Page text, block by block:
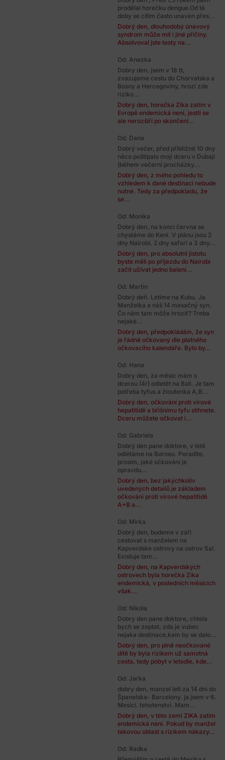
prodělal horečku dengue.Od té
doby se cítím často unaven přes...
Dobrý den, dlouhodobý únavový
syndrom může mít i jiné příčiny.
Absolvoval jste testy na...
Od: Anezka
Dobry den, jsem v 18 tt,
zvazujeme cestu do Chorvatska a
Bosny a Hercegoviny, hrozí zde
riziko...
Dobrý den, horečka Zika zatím v
Evropě endemická není, jestli se
ale nerozšíří po skončení...
Od: Dana
Dobrý večer, před přibližně 10 dny
něco poštípalo moji dceru v Dubaji
(během večerní procházky...
Dobrý den, z mého pohledu to
vzhledem k dané destinaci nebude
nutné. Tedy za předpokladu, že
se...
Od: Monika
Dobrý den, na konci června se
chystáme do Keni. V plánu jsou 2
dny Nairobi, 2 dny safari a 3 dny...
Dobrý den, pro absolutní jistotu
byste měli po příjezdu do Nairobi
začít užívat jedno balení...
Od: Martin
Dobrý deň. Letíme na Kubu. Ja
Manželka a náš 14 mesačný syn.
Čo nám tam môže hroziť? Treba
nejaké...
Dobrý den, předpokládám, že syn
je řádně očkovaný dle platného
očkovacího kalendáře. Bylo by...
Od: Hana
Dobry den, za měsíc mám s
dcerou (4r) odletět na Bali. Je tam
potřeba tyfus a žloutenka A,B...
Dobrý den, očkování proti virové
hepatitidě a břišnímu tyfu stihnete.
Dceru můžete očkovat i...
Od: Gabriela
Dobrý den pane doktore, v létě
odlétáme na Borneo. Poradíte,
prosím, jaké očkování je
opravdu...
Dobrý den, bez jakýchkoliv
uvedených detailů je základem
očkování proti virové hepatitidě
A+B a...
Od: Mirka
Dobrý den, budeme v září
cestovat s manželem na
Kapverdske ostrovy na ostrov Sal.
Existuje tam...
Dobrý den, na Kapverdských
ostrovech byla horečka Zika
endemická, v posledních měsících
však...
Od: Nikola
Dobry den pane doktore, chtela
bych se zeptat, zda je vubec
nejaka destinace,kam by se dalo...
Dobrý den, pro plně neočkované
dítě by byla rizikem už samotná
cesta, tedy pobyt v letadle, kde...
Od: Jarka
dobry den, manzel leti za 14 dni do
Španelska- Barcelony. ja jsem v 6.
Mesici. tehotenstvi. Mam...
Dobrý den, v této zemi ZIKA zatím
endemická není. Pokud by manžel
takovou oblast s rizikem nákazy...
Od: Radka